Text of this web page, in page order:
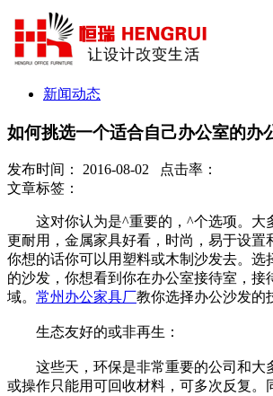
新闻动态
如何挑选一个适合自己办公室的办
发布时间： 2016-08-02 点击率：
文章标签：
这对你认为是^重要的，^个选项。大
更耐用，金属家具好看，时尚，易于设置
你想的话你可以用塑料或木制沙发去。选
的沙发，你想看到你在办公室接待室，接
域。 常州办公家具厂教你选择办公沙发的
生态友好的或非再生：
这些天，环保是非常重要的公司和大
或操作只能用可回收材料，可多次反复。